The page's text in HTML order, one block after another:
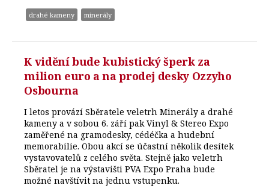
drahé kameny minerály
K vidění bude kubistický šperk za
milion euro a na prodej desky Ozzyho
Osbourna
I letos provází Sběratele veletrh Minerály a drahé
kameny a v sobou 6. září pak Vinyl & Stereo Expo
zaměřené na gramodesky, cédéčka a hudební
memorabilie. Obou akcí se účastní několik desítek
vystavovatelů z celého světa. Stejně jako veletrh
Sběratel je na výstavišti PVA Expo Praha bude
možné navštívit na jednu vstupenku.